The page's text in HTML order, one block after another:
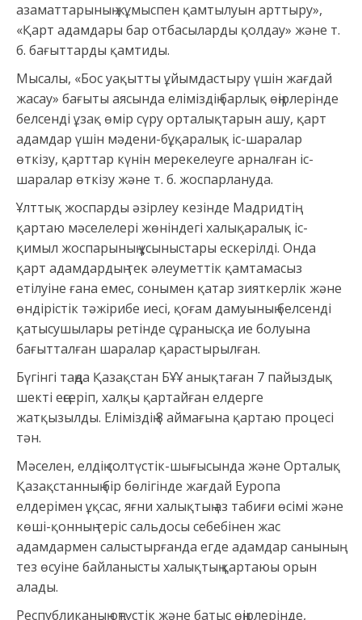
азаматтарының жұмыспен қамтылуын арттыру»,
«Қарт адамдары бар отбасыларды қолдау» және т.
б. бағыттарды қамтиды.
Мысалы, «Бос уақытты ұйымдастыру үшін жағдай
жасау» бағыты аясында еліміздің барлық өңірлерінде
белсенді ұзақ өмір сүру орталықтарын ашу, қарт
адамдар үшін мәдени-бұқаралық іс-шаралар
өткізу, қарттар күнін мерекелеуге арналған іс-
шаралар өткізу және т. б. жоспарлануда.
Ұлттық жоспарды әзірлеу кезінде Мадридтің
қартаю мәселелері жөніндегі халықаралық іс-
қимыл жоспарының ұсыныстары ескерілді. Онда
қарт адамдардың тек әлеуметтік қамтамасыз
етілуіне ғана емес, сонымен қатар зияткерлік және
өндірістік тәжірибе иесі, қоғам дамуының белсенді
қатысушылары ретінде сұранысқа ие болуына
бағытталған шаралар қарастырылған.
Бүгінгі таңда Қазақстан БҰҰ анықтаған 7 пайыздық
шекті еңсеріп, халқы қартайған елдерге
жатқызылды. Еліміздің 8 аймағына қартаю процесі
тән.
Мәселен, елдің солтүстік-шығысында және Орталық
Қазақстанның бір бөлігінде жағдай Еуропа
елдерімен ұқсас, яғни халықтың аз табиғи өсімі және
көші-қонның теріс сальдосы себебінен жас
адамдармен салыстырғанда егде адамдар санының
тез өсуіне байланысты халықтың қартаюы орын
алады.
Республиканың оңтүстік және батыс өңірлерінде,